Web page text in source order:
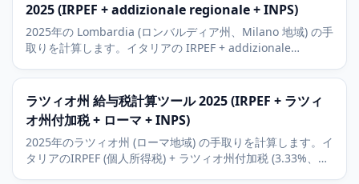
2025 (IRPEF + addizionale regionale + INPS)
2025年の Lombardia (ロンバルディア州、Milano 地域) の手
取りを計算します。イタリアの IRPEF + addizionale
Milan の経済背景。
ラツィオ州 給与税計算ツール 2025 (IRPEF + ラツィ
オ州付加税 + ローマ + INPS)
2025年のラツィオ州 (ローマ地域) の手取りを計算します。イ
タリアのIRPEF (個人所得税) + ラツィオ州付加税 (3.33%、イ